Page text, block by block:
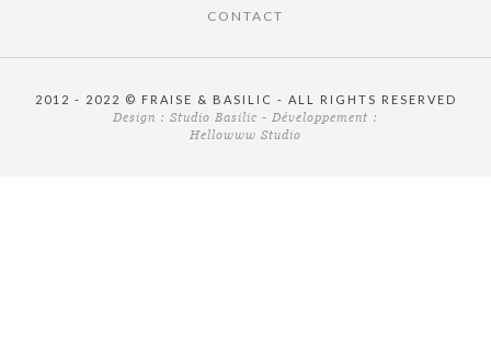
CONTACT
2012 - 2022 © FRAISE & BASILIC - ALL RIGHTS RESERVED
Design : Studio Basilic - Développement :
Hellowww Studio